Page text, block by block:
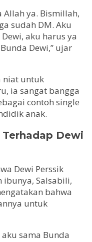
Allah ya. Bismillah,
sudah DM. Aku
aku harus ya
Dewi,” ujar
niat untuk
ia sangat bangga
contoh single
anak.
Dewi
Dewi Perssik
Salsabili,
bahwa
untuk
sama Bunda